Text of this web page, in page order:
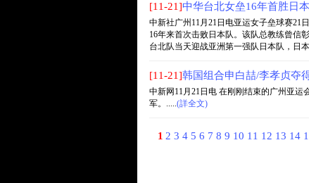
[11-21]中华台北女垒16年首胜日本
中新社广州11月21日电亚运女子垒球赛21
16年来首次击败日本队。该队总教练曾信
台北队当天迎战亚洲第一强队日本队，日
[11-21]韩国组合申白喆/李孝贞夺
中新网11月21日电 在刚刚结束的广州亚
军。.....(詳全文)
1 2 3 4 5 6 7 8 9 10 11 12 13 14